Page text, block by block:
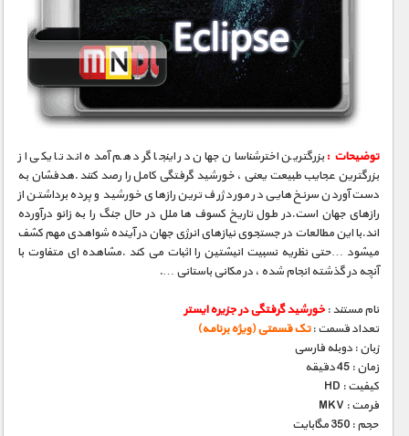
توضیحات : بزرگترین اخترشناسان جهان در اینجا گرد هم آمده اند تا یکی از
بزرگترین عجایب طبیعت یعنی ، خورشید گرفتگی کامل را رصد کنند .هدفشان به
دست آوردن سرنخ هایی در مورد ژرف ترین رازهای خورشید و پرده برداشتن از
رازهای جهان است.در طول تاریخ کسوف ها ملل در حال جنگ را به زانو درآورده
اند.با این مطالعات در جستجوی نیازهای انرژی جهان در آینده شواهدی مهم کشف
میشود …حتی نظریه نسبیت انیشتین را اثبات می کند .مشاهده ای متفاوت با
آنچه در گذشته انجام شده ، در مکانی باستانی ….
نام مستند : خورشید گرفتگی در جزیره ایستر
تعداد قسمت :تک قسمتی (ویژه برنامه)
زبان : دوبله فارسی
زمان : 45 دقیقه
کیفیت : HD
فرمت : MKV
حجم : 350 مگابایت